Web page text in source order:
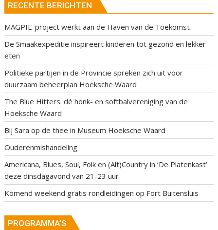
RECENTE BERICHTEN
MAGPIE-project werkt aan de Haven van de Toekomst
De Smaakexpeditie inspireert kinderen tot gezond en lekker
eten
Politieke partijen in de Provincie spreken zich uit voor
duurzaam beheerplan Hoeksche Waard
The Blue Hitters: dé honk- en softbalvereniging van de
Hoeksche Waard
Bij Sara op de thee in Museum Hoeksche Waard
Ouderenmishandeling
Americana, Blues, Soul, Folk en (Alt)Country in ‘De Platenkast’
deze dinsdagavond van 21-23 uur
Komend weekend gratis rondleidingen op Fort Buitensluis
PROGRAMMA’S